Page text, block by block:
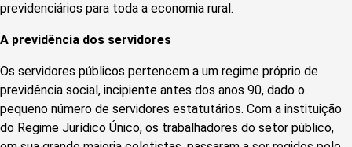
previdenciários para toda a economia rural.
A previdência dos servidores
Os servidores públicos pertencem a um regime próprio de
previdência social, incipiente antes dos anos 90, dado o
pequeno número de servidores estatutários. Com a instituição
do Regime Jurídico Único, os trabalhadores do setor público,